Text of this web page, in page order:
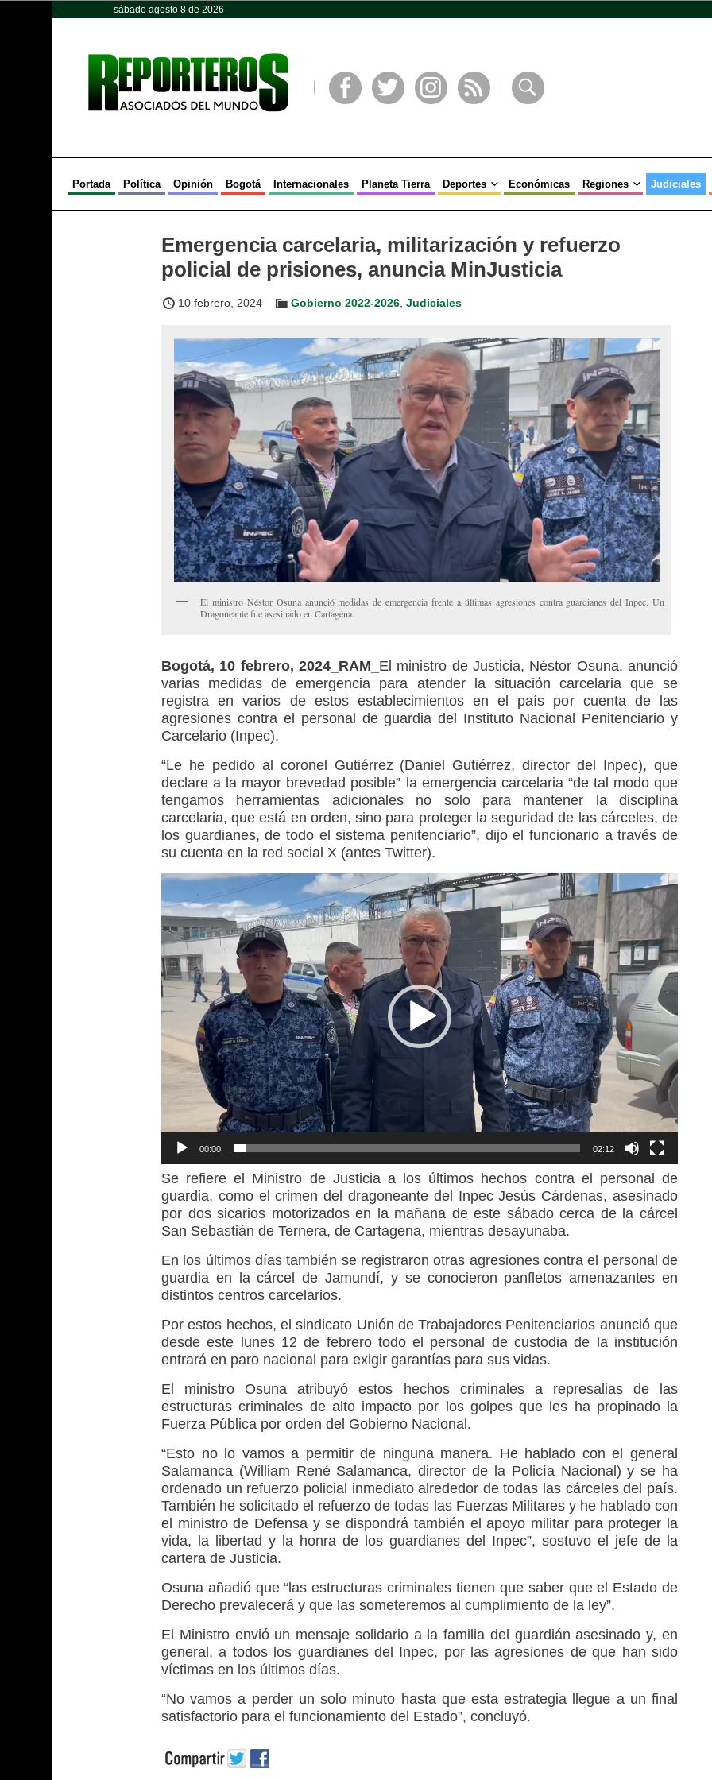
sábado agosto 8 de 2026
Portada Política Opinión Bogotá Internacionales Planeta Tierra Deportes Económicas Regiones Judiciales
Emergencia carcelaria, militarización y refuerzo
policial de prisiones, anuncia MinJusticia
10 febrero, 2024 Gobierno 2022-2026 Judiciales
El ministro Néstor Osuna anunció medidas de emergencia frente a últimas agresiones contra guardianes del Inpec. Un
Dragoneante fue asesinado en Cartagena.
Bogotá, 10 febrero, 2024_RAM_ El ministro de Justicia, Néstor Osuna, anunció
varias medidas de emergencia para atender la situación carcelaria que se
registra en varios de estos establecimientos en el país por cuenta de las
agresiones contra el personal de guardia del Instituto Nacional Penitenciario y
Carcelario (Inpec).
“Le he pedido al coronel Gutiérrez (Daniel Gutiérrez, director del Inpec), que
declare a la mayor brevedad posible” la emergencia carcelaria “de tal modo que
tengamos herramientas adicionales no solo para mantener la disciplina
carcelaria, que está en orden, sino para proteger la seguridad de las cárceles, de
los guardianes, de todo el sistema penitenciario”, dijo el funcionario a través de
su cuenta en la red social X (antes Twitter).
Reproductor
de
vídeo
00:00 02:12
Se refiere el Ministro de Justicia a los últimos hechos contra el personal de
guardia, como el crimen del dragoneante del Inpec Jesús Cárdenas, asesinado
por dos sicarios motorizados en la mañana de este sábado cerca de la cárcel
San Sebastián de Ternera, de Cartagena, mientras desayunaba.
En los últimos días también se registraron otras agresiones contra el personal de
guardia en la cárcel de Jamundí, y se conocieron panfletos amenazantes en
distintos centros carcelarios.
Por estos hechos, el sindicato Unión de Trabajadores Penitenciarios anunció que
desde este lunes 12 de febrero todo el personal de custodia de la institución
entrará en paro nacional para exigir garantías para sus vidas.
El ministro Osuna atribuyó estos hechos criminales a represalias de las
estructuras criminales de alto impacto por los golpes que les ha propinado la
Fuerza Pública por orden del Gobierno Nacional.
“Esto no lo vamos a permitir de ninguna manera. He hablado con el general
Salamanca (William René Salamanca, director de la Policía Nacional) y se ha
ordenado un refuerzo policial inmediato alrededor de todas las cárceles del país.
También he solicitado el refuerzo de todas las Fuerzas Militares y he hablado con
el ministro de Defensa y se dispondrá también el apoyo militar para proteger la
vida, la libertad y la honra de los guardianes del Inpec”, sostuvo el jefe de la
cartera de Justicia.
Osuna añadió que “las estructuras criminales tienen que saber que el Estado de
Derecho prevalecerá y que las someteremos al cumplimiento de la ley”.
El Ministro envió un mensaje solidario a la familia del guardián asesinado y, en
general, a todos los guardianes del Inpec, por las agresiones de que han sido
víctimas en los últimos días.
“No vamos a perder un solo minuto hasta que esta estrategia llegue a un final
satisfactorio para el funcionamiento del Estado”, concluyó.
Opinión Política